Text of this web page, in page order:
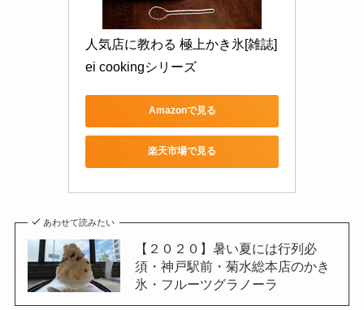
人気店に教わる 極上かき氷[雑誌]
ei cookingシリーズ
Amazonで見る
楽天市場で見る
あわせて読みたい
【２０２０】暑い夏には行列必
須・神戸駅前・菊水総本店のかき
氷・フルーツグラノーラ